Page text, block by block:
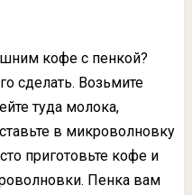
кофе с пенкой?
сделать. Возьмите
туда молока,
в микроволновку
приготовьте кофе и
Пенка вам